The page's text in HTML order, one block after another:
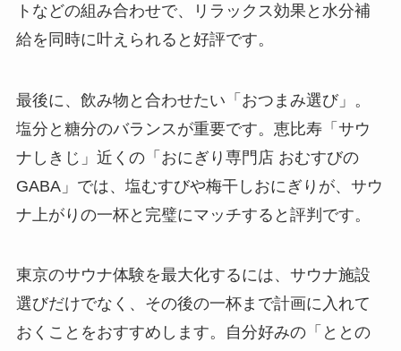
トなどの組み合わせで、リラックス効果と水分補
給を同時に叶えられると好評です。
最後に、飲み物と合わせたい「おつまみ選び」。
塩分と糖分のバランスが重要です。恵比寿「サウ
ナしきじ」近くの「おにぎり専門店 おむすびの
GABA」では、塩むすびや梅干しおにぎりが、サウ
ナ上がりの一杯と完璧にマッチすると評判です。
東京のサウナ体験を最大化するには、サウナ施設
選びだけでなく、その後の一杯まで計画に入れて
おくことをおすすめします。自分好みの「ととの